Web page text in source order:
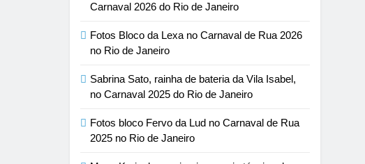
Carnaval 2026 do Rio de Janeiro
Fotos Bloco da Lexa no Carnaval de Rua 2026
no Rio de Janeiro
Sabrina Sato, rainha de bateria da Vila Isabel,
no Carnaval 2025 do Rio de Janeiro
Fotos bloco Fervo da Lud no Carnaval de Rua
2025 no Rio de Janeiro